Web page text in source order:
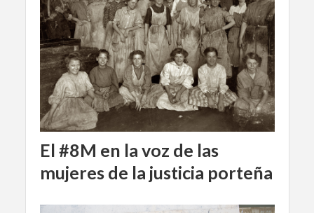
El #8M en la voz de las
mujeres de la justicia porteña